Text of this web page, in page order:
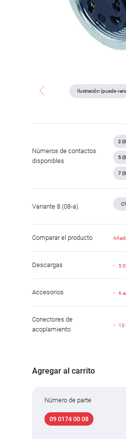
Números de contactos
disponibles
2
5
7
Variante 8 (08-a)
Comparar el producto
Descargas 5
Accesorios 6
Conectores de
acoplamiento
13
Agregar al carrito
Número de parte
09 0174 00 08